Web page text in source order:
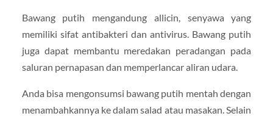
Bawang putih mengandung allicin, senyawa yang
memiliki sifat antibakteri dan antivirus. Bawang putih
juga dapat membantu meredakan peradangan pada
saluran pernapasan dan memperlancar aliran udara.
Anda bisa mengonsumsi bawang putih mentah dengan
menambahkannya ke dalam salad atau masakan. Selain